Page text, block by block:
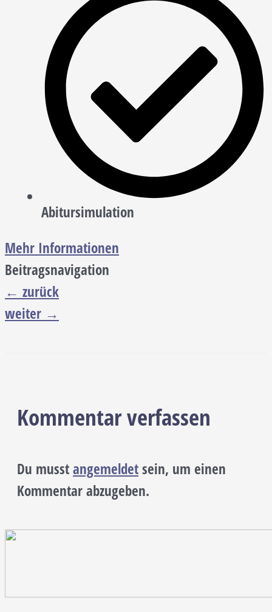
Abitursimulation
Mehr Informationen
Beitragsnavigation
← zurück
weiter →
Kommentar verfassen
Du musstangemeldetsein, um einen
Kommentar abzugeben.